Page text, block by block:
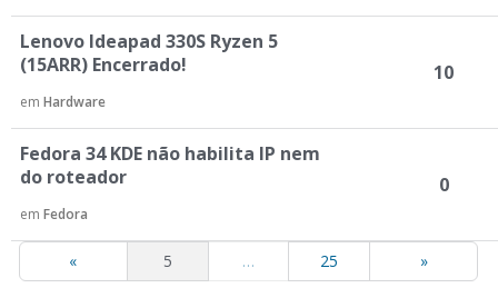
Lenovo Ideapad 330S Ryzen 5
(15ARR) Encerrado!
em Hardware
10
Fedora 34 KDE não habilita IP nem
do roteador
em Fedora
0
« 5 … 25 »